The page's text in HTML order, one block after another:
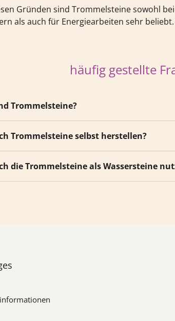
Gründen sind Trommelsteine sowohl
als auch für Energiearbeiten sehr beliebt.
häufig gestellte
Trommelsteine?
Trommelsteine selbst herstellen?
die Trommelsteine als Wassersteine